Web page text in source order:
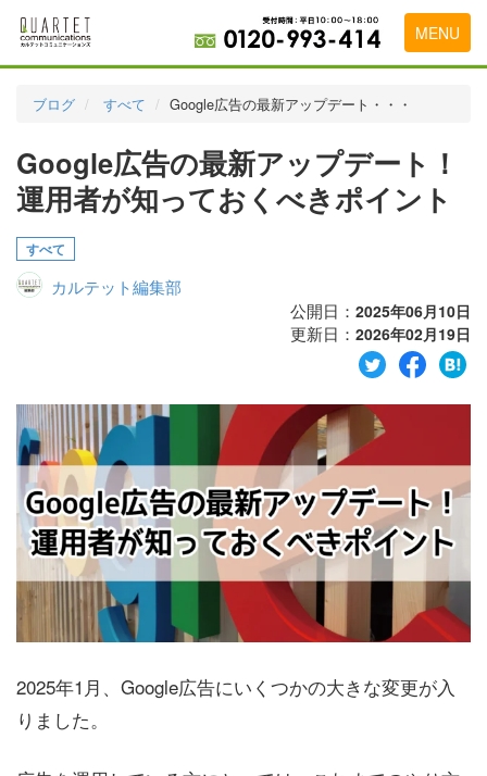
MENU
実績・お客様の声
初めて導入をお考えの方
代理店の乗り換えをお考えの方
会社概要
お問い合わせ
ブログ すべて Google広告の最新アップデート・・・
Google広告の最新アップデート！
運用者が知っておくべきポイント
すべて
カルテット編集部
公開日： 2025年06月10日
更新日： 2026年02月19日
2025年1月、Google広告にいくつかの大きな変更が入
りました。